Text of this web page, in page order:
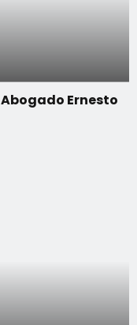
Ernesto